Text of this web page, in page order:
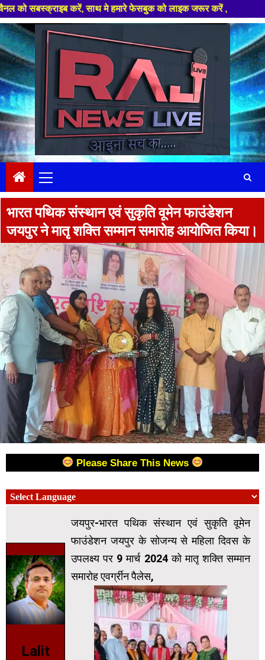
करें, साथ मे हमारे फेसबुक को लाइक जरूर करें ,
Skip
to
content
Menu
भारत पथिक संस्थान एवं सुकृति वूमेन फाउंडेशन
जयपुर ने मातृ शक्ति सम्मान समारोह आयोजित किया।
Please Share This News
Lalit
जयपुर-भारत पथिक संस्थान एवं सुकृति वूमेन
फाउंडेशन जयपुर के सोजन्य से महिला दिवस के
उपलक्ष्य पर 9 मार्च 2024 को मातृ शक्ति सम्मान
समारोह एवर्ग्रीन पैलेस,